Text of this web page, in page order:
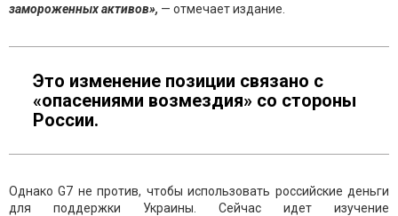
замороженных активов», — отмечает издание.
Это изменение позиции связано с
«опасениями возмездия» со стороны
России.
Однако G7 не против, чтобы использовать российские деньги
для поддержки Украины. Сейчас идет изучение